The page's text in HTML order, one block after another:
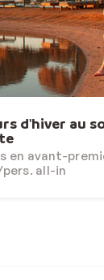
d'hiver au
en avant-
all-in